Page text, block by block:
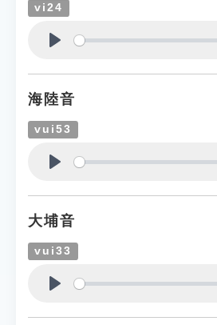
vi24
海陸音
vui53
大埔音
vui33